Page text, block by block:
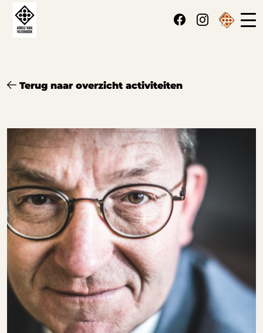
Terug naar overzicht activiteiten
Cookies beheer paneel